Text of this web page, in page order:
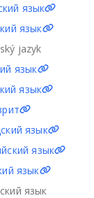
язык
язык
jazyk
язык
язык
язык
язык
язык
язык